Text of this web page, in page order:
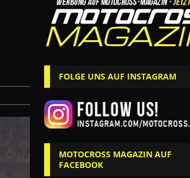
FOLGE UNS AUF INSTAGRAM
MOTOCROSS MAGAZIN AUF
FACEBOOK